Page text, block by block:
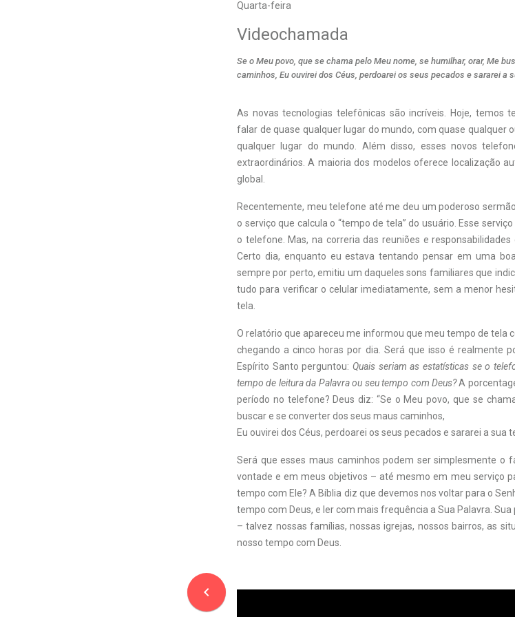
Quarta-feira
navigate_before
Videochamada
Se o Meu povo, que se chama pelo Meu nome, se humilhar, orar, Me
caminhos, Eu ouvirei dos Céus, perdoarei os seus pecados e sararei a
As novas tecnologias telefônicas são incríveis. Hoje, temos
falar de quase qualquer lugar do mundo, com quase qualquer
qualquer lugar do mundo. Além disso, esses novos
extraordinários. A maioria dos modelos oferece localização
global.
Recentemente, meu telefone até me deu um poderoso
o serviço que calcula o “tempo de tela” do usuário. Esse
o telefone. Mas, na correria das reuniões e
Certo dia, enquanto eu estava tentando pensar em uma
sempre por perto, emitiu um daqueles sons familiares que
tudo para verificar o celular imediatamente, sem a menor
tela.
O relatório que apareceu me informou que meu tempo de tela
chegando a cinco horas por dia. Será que isso é realmente
Espírito Santo perguntou: Quais seriam as estatísticas se o
tempo de leitura da Palavra ou seu tempo com Deus?A
período no telefone? Deus diz: “Se o Meu povo, que se
buscar e se converter dos seus maus caminhos,
Eu ouvirei dos Céus, perdoarei os seus pecados e sararei a sua
Será que esses maus caminhos podem ser simplesmente o
vontade e em meus objetivos – até mesmo em meu serviço
tempo com Ele? A Bíblia diz que devemos nos voltar para o
tempo com Deus, e ler com mais frequência a Sua Palavra.
– talvez nossas famílias, nossas igrejas, nossos bairros, as
nosso tempo com Deus.